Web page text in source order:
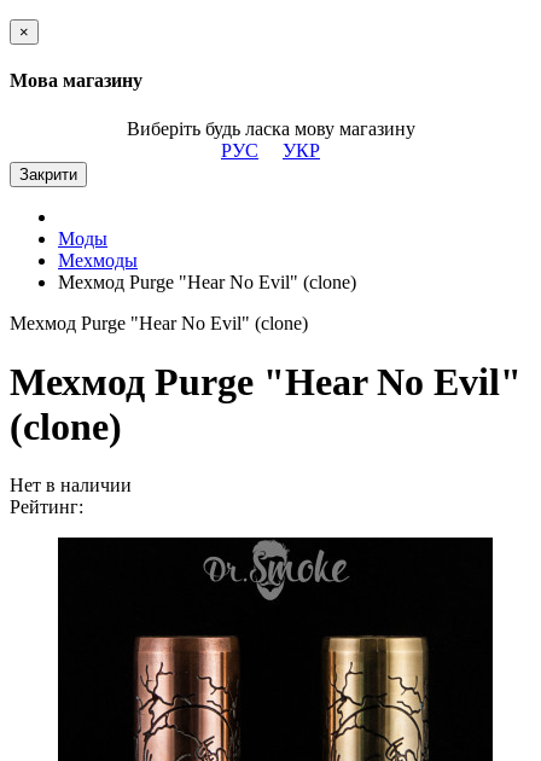
×
Мова магазину
Виберіть будь ласка мову магазину
РУС
УКР
Закрити
Моды
Мехмоды
Мехмод Purge "Hear No Evil" (clone)
Мехмод Purge "Hear No Evil" (clone)
Мехмод Purge "Hear No Evil"
(clone)
Нет в наличии
Рейтинг: